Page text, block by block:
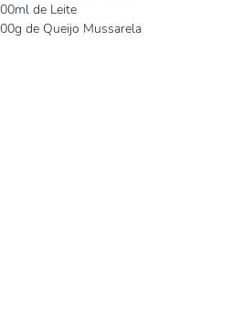
de Leite
de Queijo Mussarela